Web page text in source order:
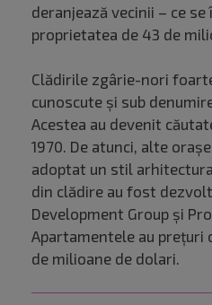
deranjează vecinii – ce
proprietatea de 43 de
Clădirile zgârie-nori
cunoscute și sub
Acestea au devenit
1970. De atunci, alte
adoptat un stil
din clădire au fost
Development Group și
Apartamentele au prețuri
de milioane de dolari.